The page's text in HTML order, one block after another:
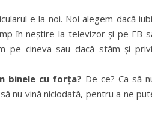
e la noi. Noi alegem dacă
în neștire la televizor și pe FB
pe cineva sau dacă stăm și
binele cu forța? De ce? Ca să
nu vină niciodată, pentru a ne